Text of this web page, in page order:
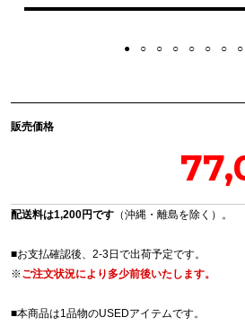
販売価格
配送料は1,200円です （沖縄・離島を除く）。
■お支払確認後、2-3日で出荷予定です。
※ご注文状況により多少前後いたします。
■本商品は1品物のUSEDアイテムです。